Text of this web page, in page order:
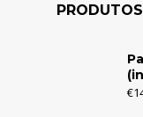
PRODUTOS
€